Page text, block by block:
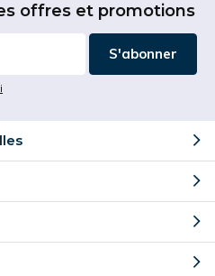
offres et promotions
S'abonner